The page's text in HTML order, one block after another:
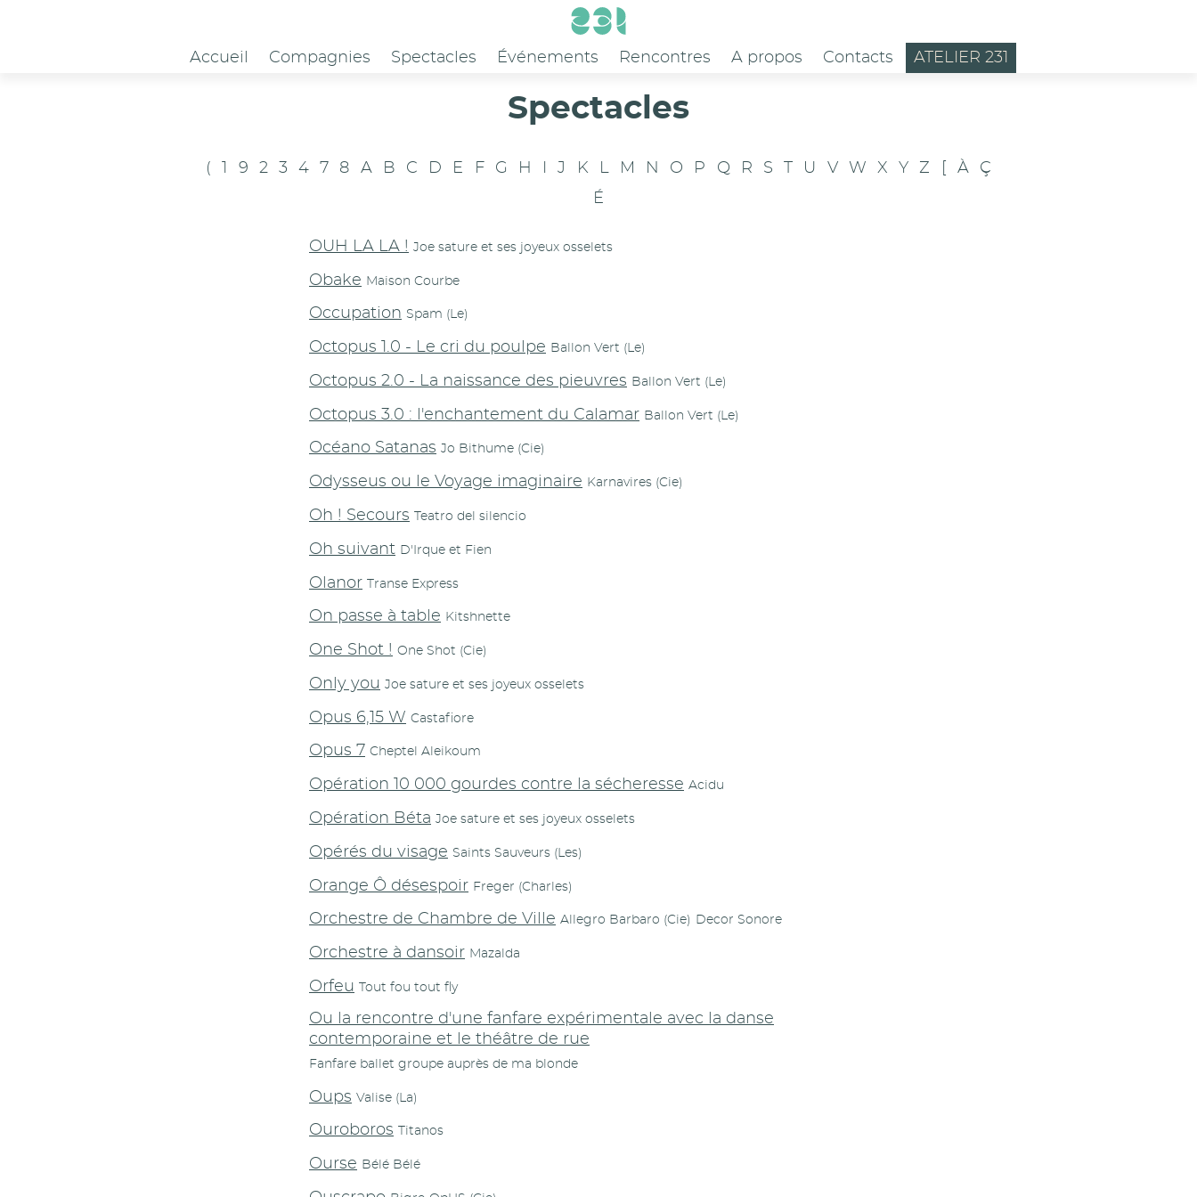
Accueil Compagnies Spectacles Événements Rencontres A propos Contacts ATELIER 231
Spectacles
( 9 2 3 4 7 8 A B C D E F G H J K M N O P Q R S U V W X Y Z À
Ç
É
OUH LA LA ! Joe sature et ses joyeux osselets
Obake Maison Courbe
Occupation Spam (Le)
Octopus 1.0 - Le cri du poulpe Ballon Vert (Le)
Octopus 2.0 - La naissance des pieuvres Ballon Vert (Le)
Octopus 3.0 : l'enchantement du Calamar Ballon Vert (Le)
Océano Satanas Jo Bithume (Cie)
Odysseus ou le Voyage imaginaire Karnavires (Cie)
Oh ! Secours Teatro del silencio
Oh suivant D'Irque et Fien
Olanor Transe Express
On passe à table Kitshnette
One Shot ! One Shot (Cie)
Only you Joe sature et ses joyeux osselets
Opus 6,15 W Castafiore
Opus 7 Cheptel Aleikoum
Opération 10 000 gourdes contre la sécheresse Acidu
Opération Béta Joe sature et ses joyeux osselets
Opérés du visage Saints Sauveurs (Les)
Orange Ô désespoir Freger (Charles)
Orchestre de Chambre de Ville Allegro Barbaro (Cie) Decor Sonore
Orchestre à dansoir Mazalda
Orfeu Tout fou tout fly
Ou la rencontre d'une fanfare expérimentale avec la danse
contemporaine et le théâtre de rue
Fanfare ballet groupe auprès de ma blonde
Oups Valise (La)
Ouroboros Titanos
Ourse Bélé Bélé